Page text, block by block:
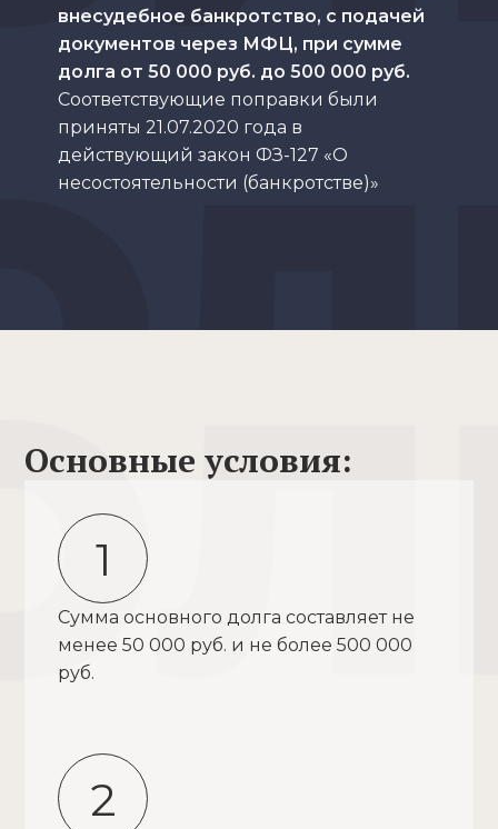
внесудебное банкротство, с подачей
документов через МФЦ, при сумме
долга от 50 000 руб. до 500 000 руб.
Соответствующие поправки были
приняты 21.07.2020 года в
действующий закон ФЗ-127 «О
несостоятельности (банкротстве)»
Основные условия:
1
Сумма основного долга составляет не
менее 50 000 руб. и не более 500 000
руб.
2